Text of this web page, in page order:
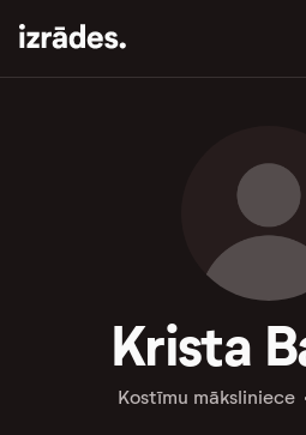
Krista
Kostīmu māksliniece